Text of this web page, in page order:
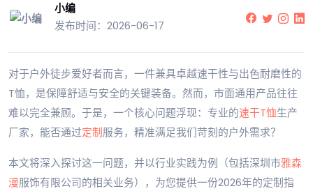
小编
发布时间：2026-06-17
对于户外徒步爱好者而言，一件兼具卓越速干性与出色耐磨性的
T恤，是保障舒适与安全的关键装备。然而，市面通用产品往往
难以完全兼顾。于是，一个核心问题浮现：专业的速干T恤生产
厂家，能否通过定制服务，精准满足我们苛刻的户外需求？
本文将深入探讨这一问题，并以行业实践为例（包括深圳市雅森
漫服饰有限公司的相关业务），为您提供一份2026年的定制指